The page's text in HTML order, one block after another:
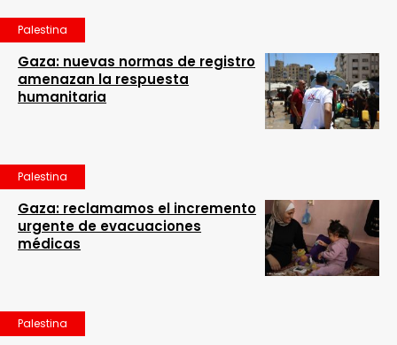
Palestina
Gaza: nuevas normas de registro
amenazan la respuesta
humanitaria
Palestina
Gaza: reclamamos el incremento
urgente de evacuaciones
médicas
Palestina